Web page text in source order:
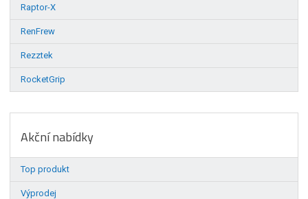
Raptor-X
RenFrew
Rezztek
RocketGrip
Akční nabídky
Top produkt
Výprodej